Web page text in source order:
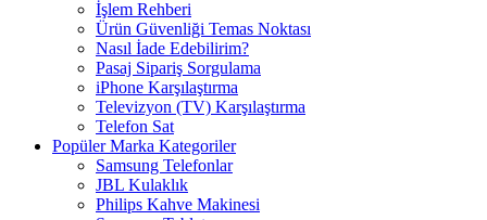
İşlem Rehberi
Ürün Güvenliği Temas Noktası
Nasıl İade Edebilirim?
Pasaj Sipariş Sorgulama
iPhone Karşılaştırma
Televizyon (TV) Karşılaştırma
Telefon Sat
Popüler Marka Kategoriler
Samsung Telefonlar
JBL Kulaklık
Philips Kahve Makinesi